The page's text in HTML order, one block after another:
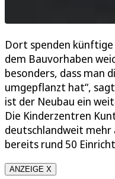
Dort spenden
dem Bauvorhaben
besonders, dass man
umgepflanzt hat“,
ist der Neubau ein
Die Kinderzentren
deutschlandweit mehr
bereits rund 50
ANZEIGE X